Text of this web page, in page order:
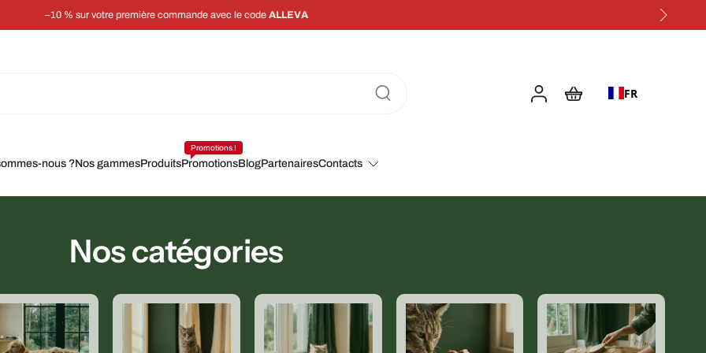
–10 % sur votre première commande avec le code ALLEVA
FR
nous ?Nos gammesProduitsPromotions
Promotions !
BlogPartenairesContacts
Nos catégories